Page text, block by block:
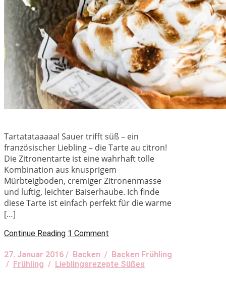
Tartatataaaaa! Sauer trifft süß – ein
französischer Liebling – die Tarte au citron!
Die Zitronentarte ist eine wahrhaft tolle
Kombination aus knusprigem
Mürbteigboden, cremiger Zitronenmasse
und luftig, leichter Baiserhaube. Ich finde
diese Tarte ist einfach perfekt für die warme
[…]
Continue Reading 1 Comment
27. Januar 2016 / Backen / Backen Frühling
/ Frühling / Lieblingsrezepte Süßes